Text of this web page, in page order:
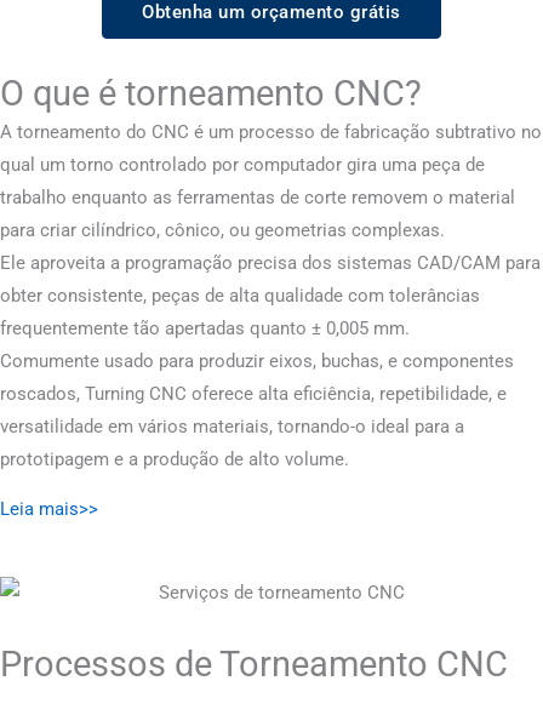
Obtenha um orçamento grátis
O que é torneamento CNC?
A torneamento do CNC é um processo de fabricação subtrativo no
qual um torno controlado por computador gira uma peça de
trabalho enquanto as ferramentas de corte removem o material
para criar cilíndrico, cônico, ou geometrias complexas.
Ele aproveita a programação precisa dos sistemas CAD/CAM para
obter consistente, peças de alta qualidade com tolerâncias
frequentemente tão apertadas quanto ± 0,005 mm.
Comumente usado para produzir eixos, buchas, e componentes
roscados, Turning CNC oferece alta eficiência, repetibilidade, e
versatilidade em vários materiais, tornando-o ideal para a
prototipagem e a produção de alto volume.
Leia mais>>
Processos de Torneamento CNC